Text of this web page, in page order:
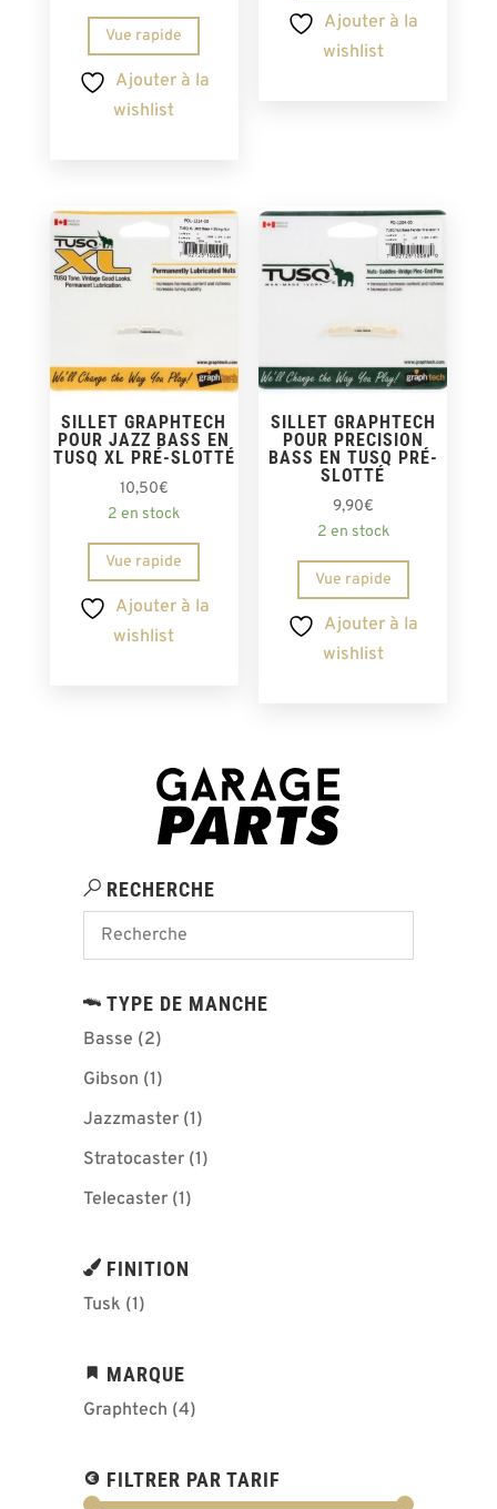
Vue rapide
Ajouter à la
wishlist
Ajouter à la
wishlist
SILLET GRAPHTECH
POUR JAZZ BASS EN
TUSQ XL PRÉ-SLOTTÉ
10,50€
2 en stock
Vue rapide
Ajouter à la
wishlist
SILLET GRAPHTECH
POUR PRECISION
BASS EN TUSQ PRÉ-
SLOTTÉ
9,90€
2 en stock
Vue rapide
Ajouter à la
wishlist
RECHERCHE
TYPE DE MANCHE
Basse (2)
Gibson (1)
Jazzmaster (1)
Stratocaster (1)
Telecaster (1)
FINITION
Tusk (1)
MARQUE
Graphtech (4)
FILTRER PAR TARIF